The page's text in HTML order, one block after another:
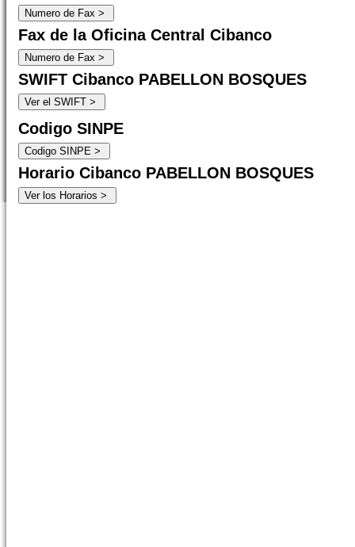
Fax de la Oficina Central Cibanco
SWIFT Cibanco PABELLON BOSQUES
Codigo SINPE
Horario Cibanco PABELLON BOSQUES